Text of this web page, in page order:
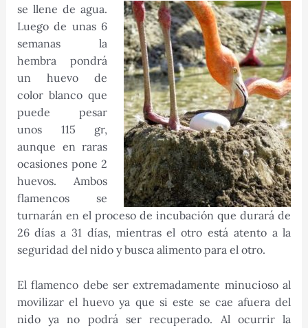
se llene de agua.
Luego de unas 6
semanas la
hembra pondrá
un huevo de
color blanco que
puede pesar
unos 115 gr,
aunque en raras
ocasiones pone 2
huevos. Ambos
flamencos se
turnarán en el proceso de incubación que durará de
26 días a 31 días, mientras el otro está atento a la
seguridad del nido y busca alimento para el otro.
El flamenco debe ser extremadamente minucioso al
movilizar el huevo ya que si este se cae afuera del
nido ya no podrá ser recuperado. Al ocurrir la